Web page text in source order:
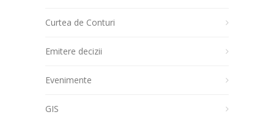
Curtea de Conturi
Emitere decizii
Evenimente
GIS